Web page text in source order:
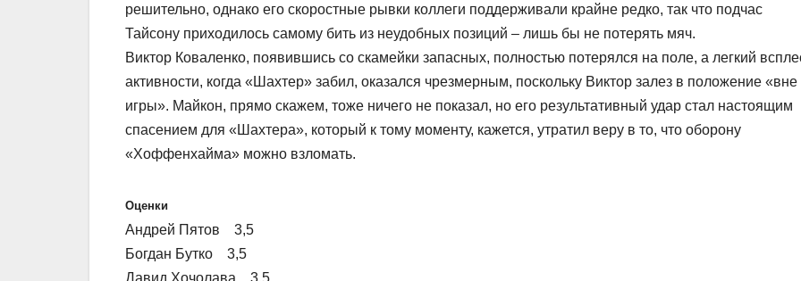
решительно, однако его скоростные рывки коллеги поддерживали крайне редко, так что подчас
Тайсону приходилось самому бить из неудобных позиций – лишь бы не потерять мяч.
Виктор Коваленко, появившись со скамейки запасных, полностью потерялся на поле, а легкий
активности, когда «Шахтер» забил, оказался чрезмерным, поскольку Виктор залез в положение «вне
игры». Майкон, прямо скажем, тоже ничего не показал, но его результативный удар стал настоящим
спасением для «Шахтера», который к тому моменту, кажется, утратил веру в то, что оборону
«Хоффенхайма» можно взломать.
Оценки
Андрей Пятов 3,5
Богдан Бутко 3,5
Давид Хочолава 3,5